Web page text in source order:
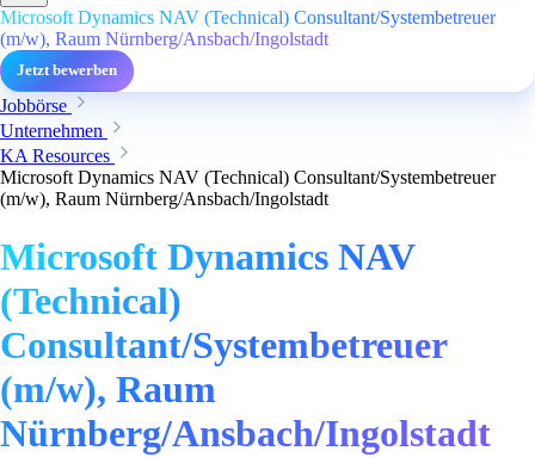
Microsoft Dynamics NAV (Technical) Consultant/Systembetreuer
(m/w), Raum Nürnberg/Ansbach/Ingolstadt
Jetzt bewerben
Jobbörse
Unternehmen
KA Resources
Microsoft Dynamics NAV (Technical) Consultant/Systembetreuer
(m/w), Raum Nürnberg/Ansbach/Ingolstadt
Microsoft Dynamics NAV
(Technical)
Consultant/Systembetreuer
(m/w), Raum
Nürnberg/Ansbach/Ingolstadt